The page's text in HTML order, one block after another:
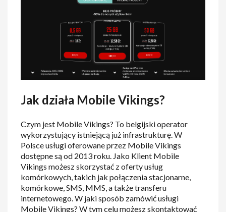
Jak działa Mobile Vikings?
Czym jest Mobile Vikings? To belgijski operator
wykorzystujący istniejącą już infrastrukturę. W
Polsce usługi oferowane przez Mobile Vikings
dostępne są od 2013 roku. Jako Klient Mobile
Vikings możesz skorzystać z oferty usług
komórkowych, takich jak połączenia stacjonarne,
komórkowe, SMS, MMS, a także transferu
internetowego. W jaki sposób zamówić usługi
Mobile Vikings? W tym celu możesz skontaktować